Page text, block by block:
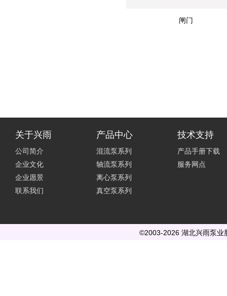
闸门
关于兴雨
公司简介
企业文化
企业愿景
联系我们
产品中心
混流泵系列
轴流泵系列
离心泵系列
真空泵系列
技术支持
产品手册下载
服务网点
©2003-2026 湖北兴雨泵